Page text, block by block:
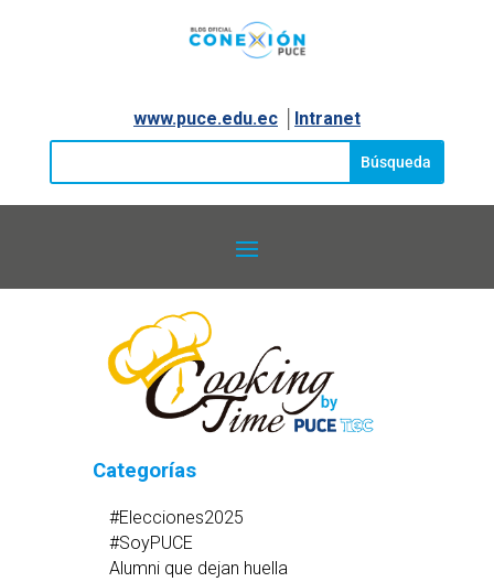
www.puce.edu.ec│ Intranet
Categorías
#Elecciones2025
#SoyPUCE
Alumni que dejan huella